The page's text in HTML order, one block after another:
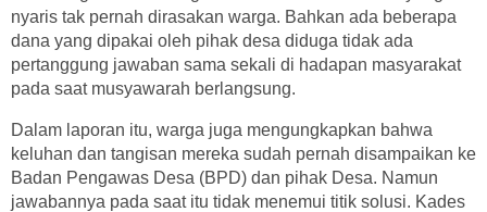
nyaris tak pernah dirasakan warga. Bahkan ada beberapa
dana yang dipakai oleh pihak desa diduga tidak ada
pertanggung jawaban sama sekali di hadapan masyarakat
pada saat musyawarah berlangsung.
Dalam laporan itu, warga juga mengungkapkan bahwa
keluhan dan tangisan mereka sudah pernah disampaikan ke
Badan Pengawas Desa (BPD) dan pihak Desa. Namun
jawabannya pada saat itu tidak menemui titik solusi. Kades